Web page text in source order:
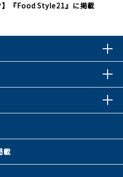
】『Food Style21』に掲載
載